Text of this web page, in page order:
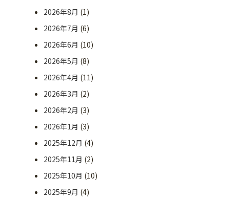
2026年8月 (1)
2026年7月 (6)
2026年6月 (10)
2026年5月 (8)
2026年4月 (11)
2026年3月 (2)
2026年2月 (3)
2026年1月 (3)
2025年12月 (4)
2025年11月 (2)
2025年10月 (10)
2025年9月 (4)